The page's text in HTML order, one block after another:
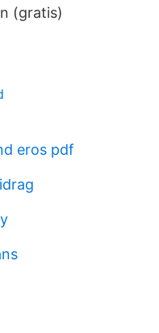
(gratis)
eros pdf